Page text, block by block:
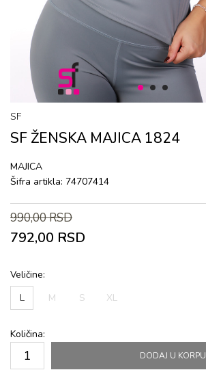
1 2 3
SF
SF ŽENSKA MAJICA 1824
MAJICA
Šifra artikla: 74707414
990,00RSD
792,00 RSD
Veličine:
L
M S XL
Količina:
DODAJ U KORPU